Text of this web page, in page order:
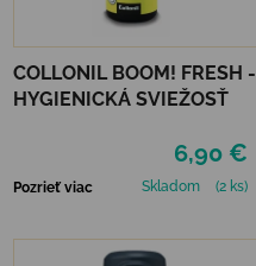
COLLONIL BOOM! FRESH -
HYGIENICKÁ SVIEŽOSŤ
6,90 €
Pozrieť viac Skladom (2 ks)